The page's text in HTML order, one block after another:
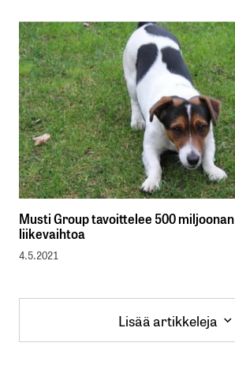
Musti Group tavoittelee 500
liikevaihtoa
4.5.2021
Lisää artikkeleja
Lisää artikkeleja